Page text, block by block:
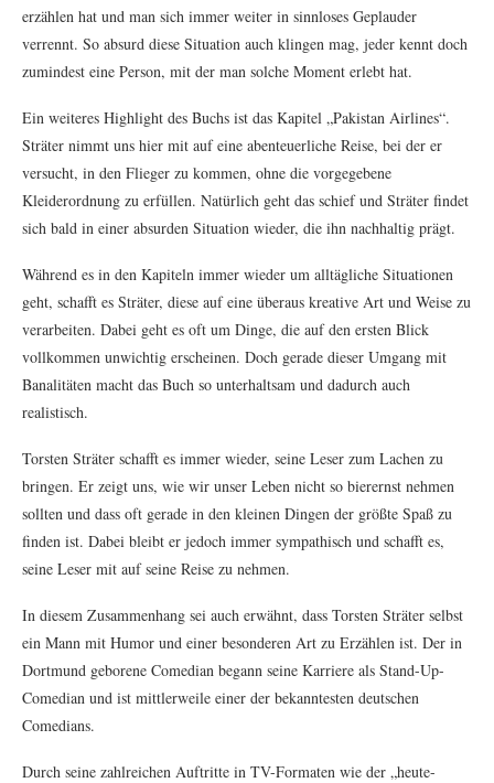
erzählen hat und man sich immer weiter in sinnloses Geplauder
verrennt. So absurd diese Situation auch klingen mag, jeder kennt doch
zumindest eine Person, mit der man solche Moment erlebt hat.
Ein weiteres Highlight des Buchs ist das Kapitel „Pakistan Airlines“.
Sträter nimmt uns hier mit auf eine abenteuerliche Reise, bei der er
versucht, in den Flieger zu kommen, ohne die vorgegebene
Kleiderordnung zu erfüllen. Natürlich geht das schief und Sträter findet
sich bald in einer absurden Situation wieder, die ihn nachhaltig prägt.
Während es in den Kapiteln immer wieder um alltägliche Situationen
geht, schafft es Sträter, diese auf eine überaus kreative Art und Weise zu
verarbeiten. Dabei geht es oft um Dinge, die auf den ersten Blick
vollkommen unwichtig erscheinen. Doch gerade dieser Umgang mit
Banalitäten macht das Buch so unterhaltsam und dadurch auch
realistisch.
Torsten Sträter schafft es immer wieder, seine Leser zum Lachen zu
bringen. Er zeigt uns, wie wir unser Leben nicht so bierernst nehmen
sollten und dass oft gerade in den kleinen Dingen der größte Spaß zu
finden ist. Dabei bleibt er jedoch immer sympathisch und schafft es,
seine Leser mit auf seine Reise zu nehmen.
In diesem Zusammenhang sei auch erwähnt, dass Torsten Sträter selbst
ein Mann mit Humor und einer besonderen Art zu Erzählen ist. Der in
Dortmund geborene Comedian begann seine Karriere als Stand-Up-
Comedian und ist mittlerweile einer der bekanntesten deutschen
Comedians.
Durch seine zahlreichen Auftritte in TV-Formaten wie der „heute-